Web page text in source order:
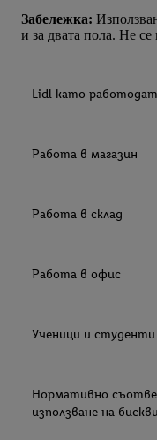
Забележка:
и за двата пола. Не
Lidl като
Работа в магазин
Работа в склад
Работа в офис
Ученици и студенти
Нормативно
използване на